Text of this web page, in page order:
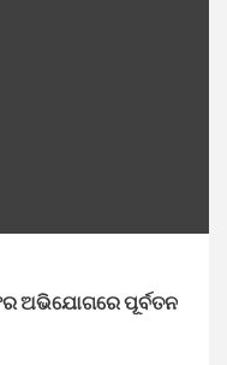
ଅଭିଯୋଗରେ ପୂର୍ବତନ